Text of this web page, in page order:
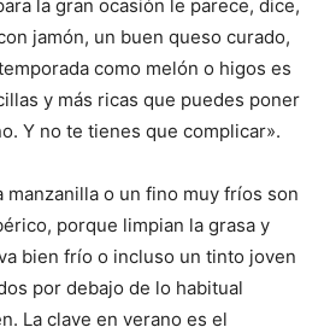
la gran ocasión le parece, dice,
jamón, un buen queso curado,
como melón o higos es
y más ricas que puedes poner
Y no te tienes que complicar».
manzanilla o un fino muy fríos son
porque limpian la grasa y
bien frío o incluso un tinto joven
por debajo de lo habitual
La clave en verano es el